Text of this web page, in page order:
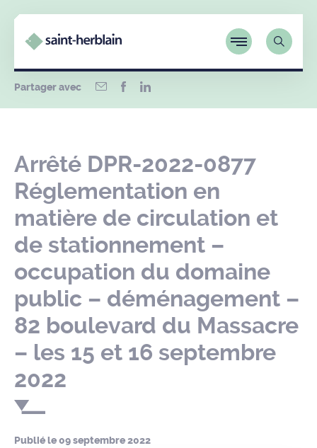
Partager avec
Arrêté DPR-2022-0877
Réglementation en
matière de circulation et
de stationnement –
occupation du domaine
public – déménagement –
82 boulevard du Massacre
– les 15 et 16 septembre
2022
Publié le09 septembre 2022